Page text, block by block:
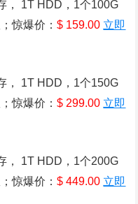
， 1T HDD，1个100G
惊爆价：$ 159.00 立即
， 1T HDD，1个150G
惊爆价：$ 299.00 立即
， 1T HDD，1个200G
惊爆价：$ 449.00 立即